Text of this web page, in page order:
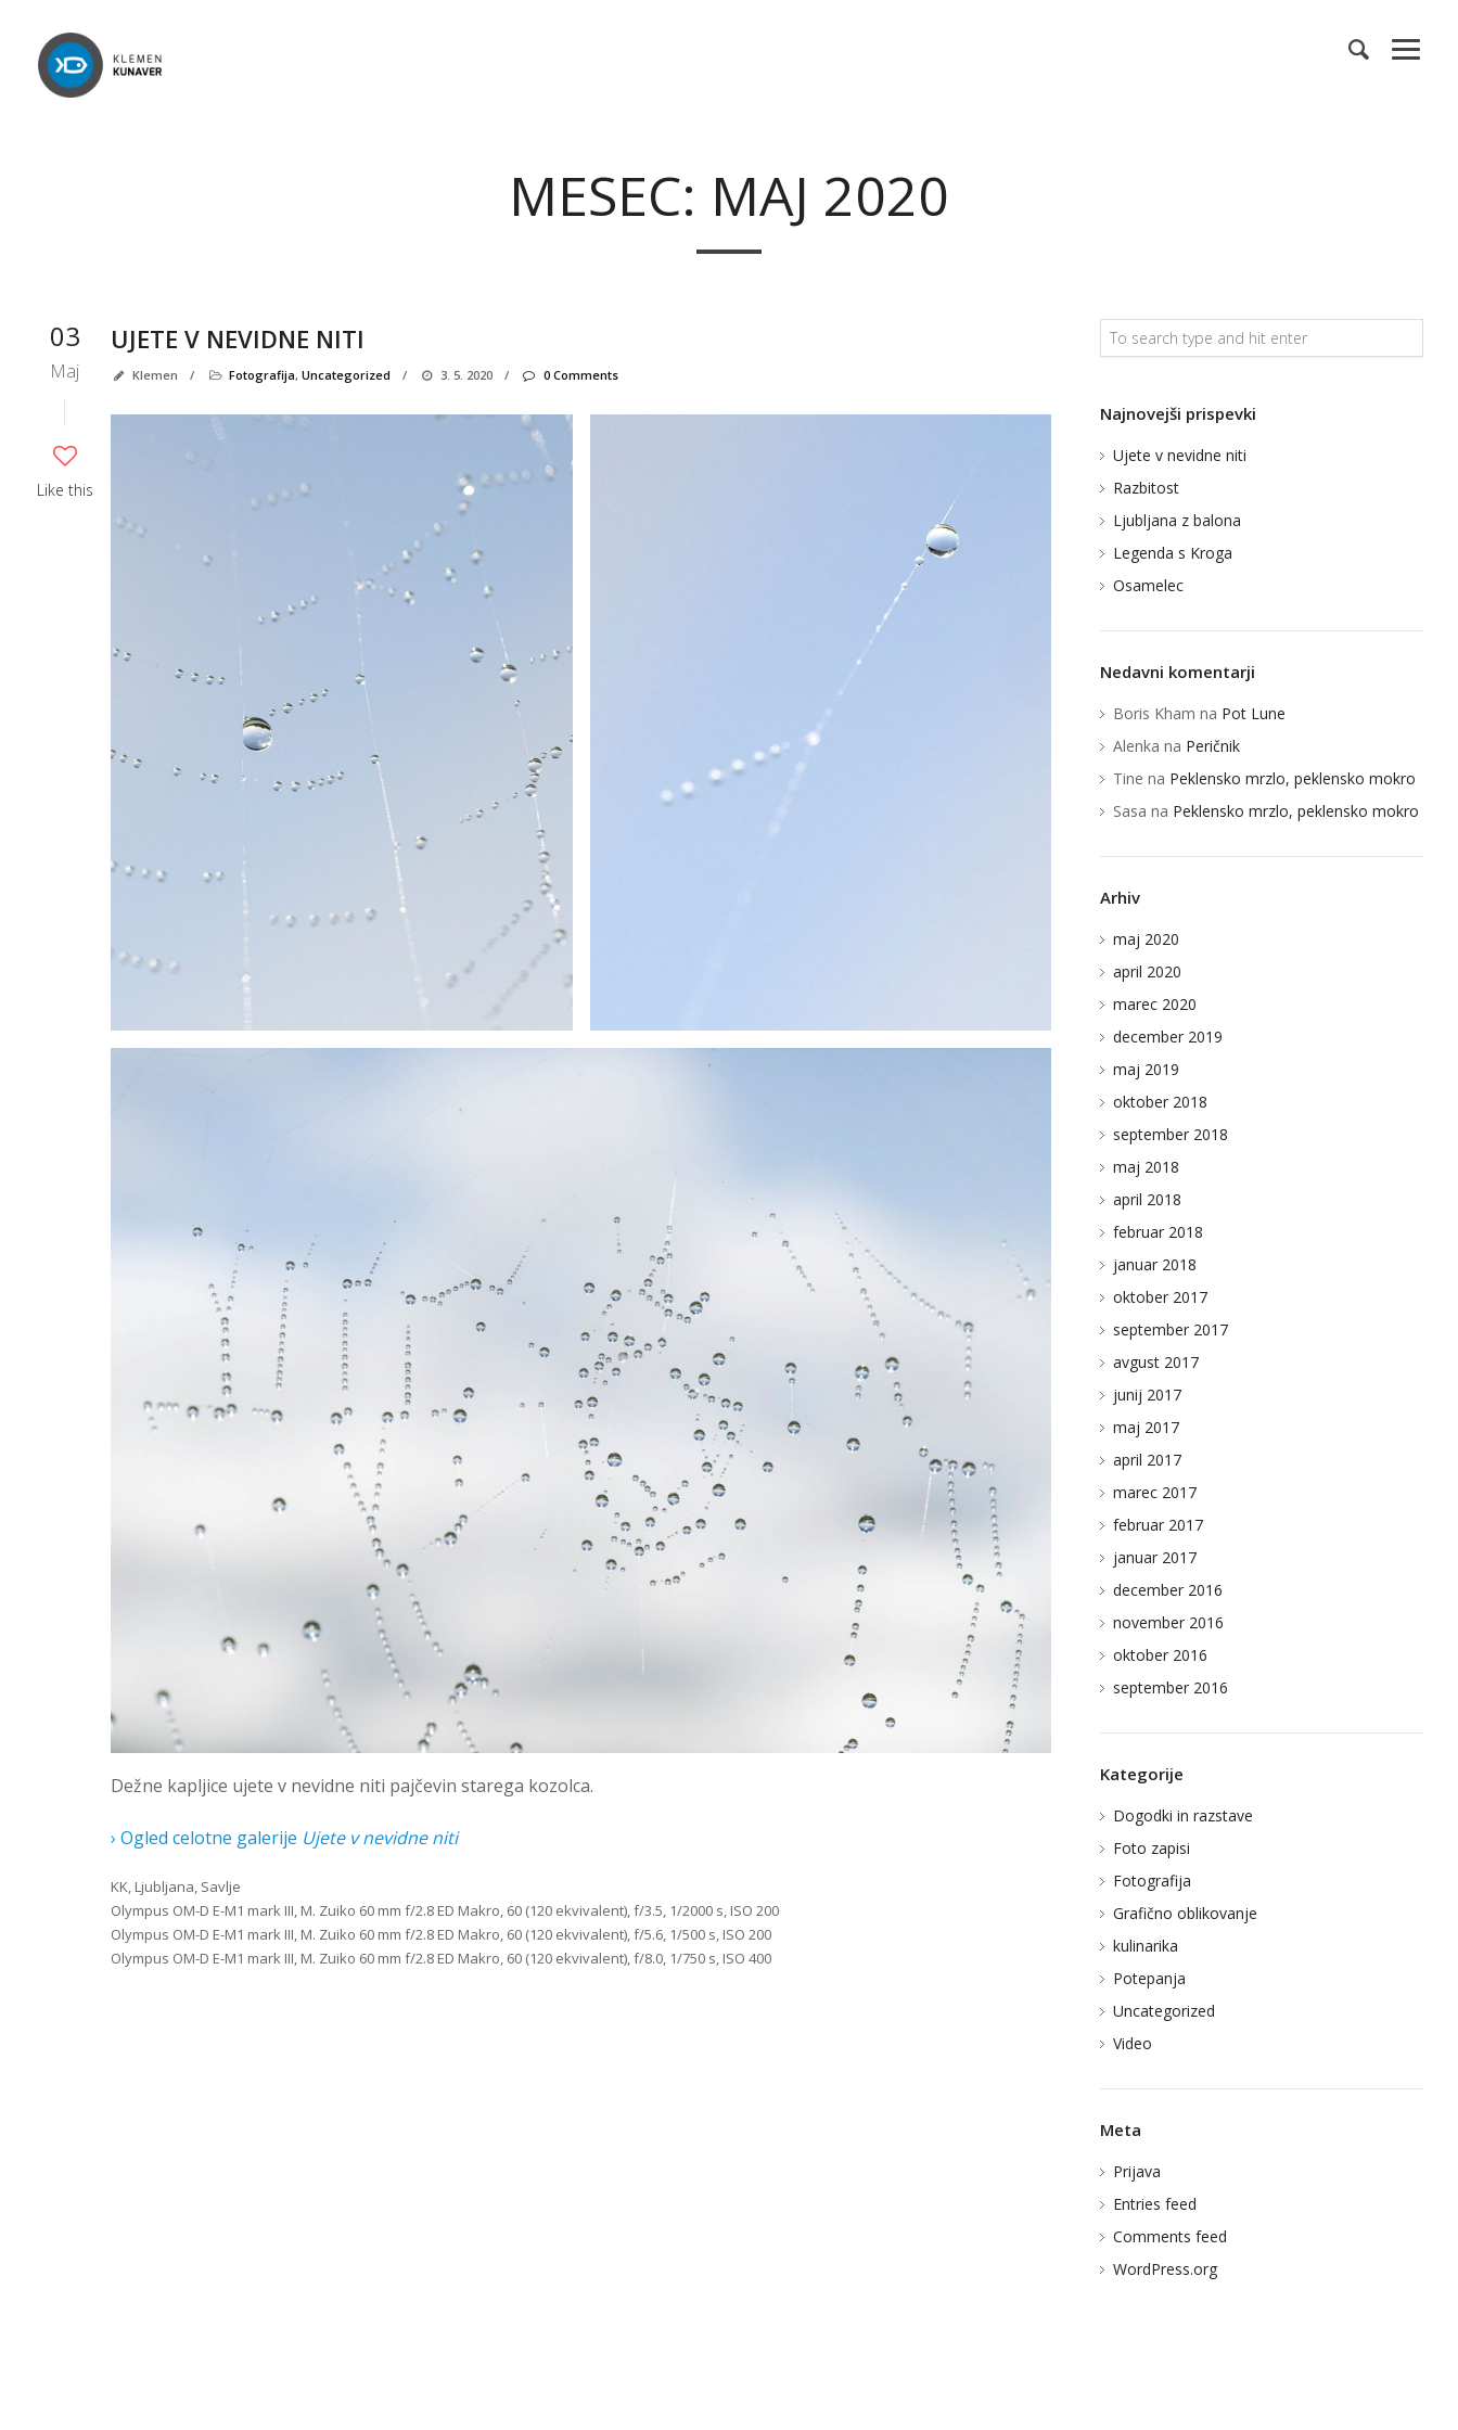
BLOG
STUDIO KUNAVER
KLEMEN KUNAVER
MESEC: MAJ 2020
03
Maj
Like this
UJETE V NEVIDNE NITI
Klemen / Fotografija, Uncategorized / 3. 5. 2020 / 0 Comments
Dežne kapljice ujete v nevidne niti pajčevin starega kozolca.
› Ogled celotne galerije Ujete v nevidne niti
KK, Ljubljana, Savlje
Olympus OM-D E-M1 mark III, M. Zuiko 60 mm f/2.8 ED Makro, 60 (120 ekvivalent), f/3.5, 1/2000 s, ISO 200
Olympus OM-D E-M1 mark III, M. Zuiko 60 mm f/2.8 ED Makro, 60 (120 ekvivalent), f/5.6, 1/500 s, ISO 200
Olympus OM-D E-M1 mark III, M. Zuiko 60 mm f/2.8 ED Makro, 60 (120 ekvivalent), f/8.0, 1/750 s, ISO 400
Najnovejši prispevki
Ujete v nevidne niti
Razbitost
Ljubljana z balona
Legenda s Kroga
Osamelec
Nedavni komentarji
Boris Kham na Pot Lune
Alenka na Peričnik
Tine na Peklensko mrzlo, peklensko mokro
Sasa na Peklensko mrzlo, peklensko mokro
Arhiv
maj 2020
april 2020
marec 2020
december 2019
maj 2019
oktober 2018
september 2018
maj 2018
april 2018
februar 2018
januar 2018
oktober 2017
september 2017
avgust 2017
junij 2017
maj 2017
april 2017
marec 2017
februar 2017
januar 2017
december 2016
november 2016
oktober 2016
september 2016
Kategorije
Dogodki in razstave
Foto zapisi
Fotografija
Grafično oblikovanje
kulinarika
Potepanja
Uncategorized
Video
Meta
Prijava
Entries feed
Comments feed
WordPress.org